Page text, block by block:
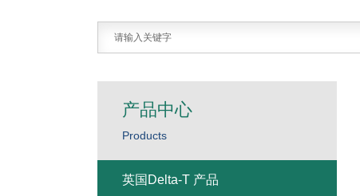
产品中心
Products
英国Delta-T 产品